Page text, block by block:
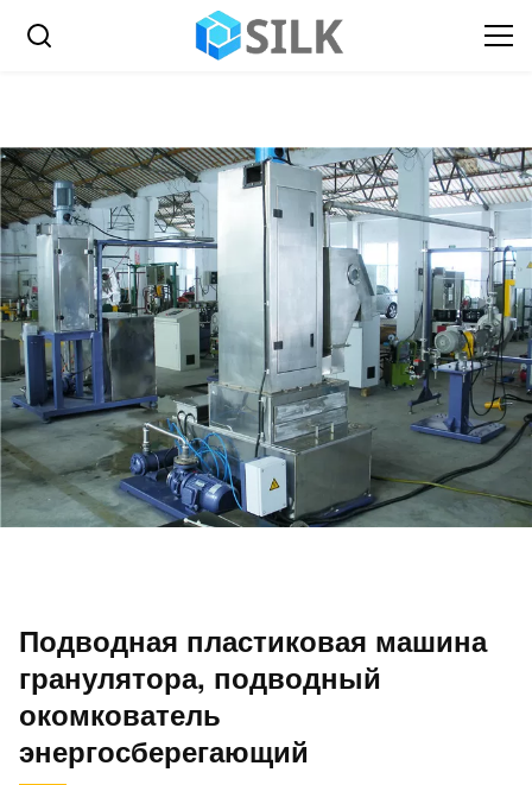
Подводная пластиковая машина
гранулятора, подводный
окомкователь
энергосберегающий